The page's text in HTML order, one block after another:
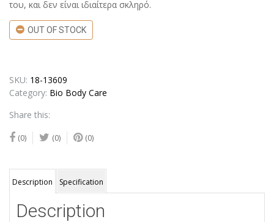
του, και δεν είναι ιδιαίτερα σκληρό.
OUT OF STOCK
SKU: 18-13609
Category: Bio Body Care
Share this:
(0) (0) (0)
Description Specification
Description